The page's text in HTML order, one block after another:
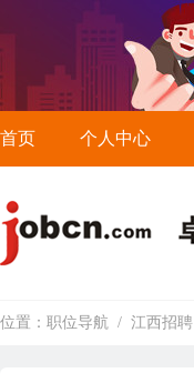
首页 个人中心
位置： 职位导航 / 江西招聘